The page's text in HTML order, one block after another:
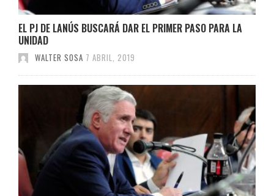
EL PJ DE LANÚS BUSCARÁ DAR EL PRIMER PASO PARA LA
UNIDAD
WALTER SOSA 7 ABRIL, 2019